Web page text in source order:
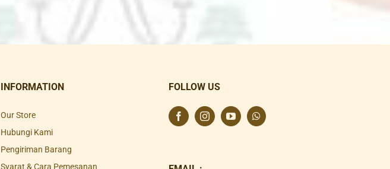
INFORMATION
Our Store
Hubungi Kami
Pengiriman Barang
Syarat & Cara Pemesanan
FOLLOW US